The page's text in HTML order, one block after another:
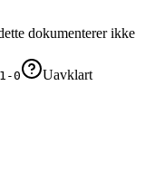
dokumenterer ikke
0
Uavklart